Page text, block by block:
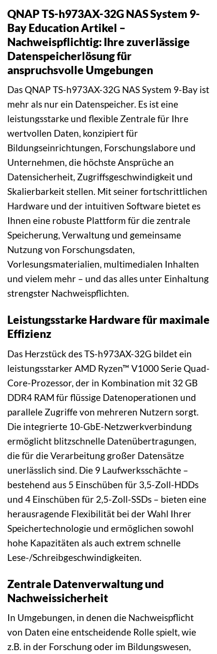
QNAP TS-h973AX-32G NAS System 9-
Bay Education Artikel –
Nachweispflichtig: Ihre zuverlässige
Datenspeicherlösung für
anspruchsvolle Umgebungen
Das QNAP TS-h973AX-32G NAS System 9-Bay ist
mehr als nur ein Datenspeicher. Es ist eine
leistungsstarke und flexible Zentrale für Ihre
wertvollen Daten, konzipiert für
Bildungseinrichtungen, Forschungslabore und
Unternehmen, die höchste Ansprüche an
Datensicherheit, Zugriffsgeschwindigkeit und
Skalierbarkeit stellen. Mit seiner fortschrittlichen
Hardware und der intuitiven Software bietet es
Ihnen eine robuste Plattform für die zentrale
Speicherung, Verwaltung und gemeinsame
Nutzung von Forschungsdaten,
Vorlesungsmaterialien, multimedialen Inhalten
und vielem mehr – und das alles unter Einhaltung
strengster Nachweispflichten.
Leistungsstarke Hardware für maximale
Effizienz
Das Herzstück des TS-h973AX-32G bildet ein
leistungsstarker AMD Ryzen™ V1000 Serie Quad-
Core-Prozessor, der in Kombination mit 32 GB
DDR4 RAM für flüssige Datenoperationen und
parallele Zugriffe von mehreren Nutzern sorgt.
Die integrierte 10-GbE-Netzwerkverbindung
ermöglicht blitzschnelle Datenübertragungen,
die für die Verarbeitung großer Datensätze
unerlässlich sind. Die 9 Laufwerksschächte –
bestehend aus 5 Einschüben für 3,5-Zoll-HDDs
und 4 Einschüben für 2,5-Zoll-SSDs – bieten eine
herausragende Flexibilität bei der Wahl Ihrer
Speichertechnologie und ermöglichen sowohl
hohe Kapazitäten als auch extrem schnelle
Lese-/Schreibgeschwindigkeiten.
Zentrale Datenverwaltung und
Nachweissicherheit
In Umgebungen, in denen die Nachweispflicht
von Daten eine entscheidende Rolle spielt, wie
z.B. in der Forschung oder im Bildungswesen,